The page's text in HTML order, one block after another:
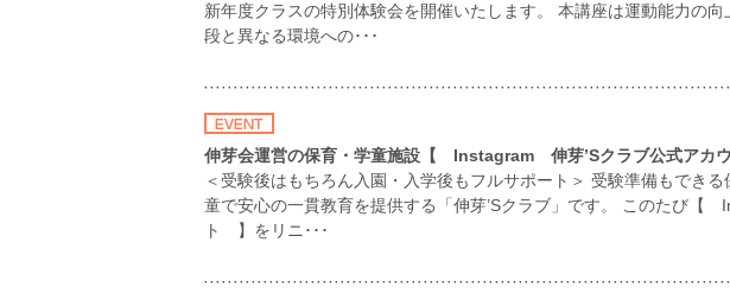
新年度クラスの特別体験会を開催いたします。 本講座は運動能力の
段と異なる環境への･･･
伸芽会運営の保育・学童施設【 Instagram 伸芽’Sクラブ公式アカ
＜受験後はもちろん入園・入学後もフルサポート＞ 受験準備もでき
童で安心の一貫教育を提供する「伸芽’Sクラブ」です。 このたび【
ト 】をリニ･･･